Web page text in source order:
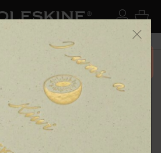
の切替 ログ
ードなど) カ
のご購入で送料無料 メニ
返品と返金
定は?